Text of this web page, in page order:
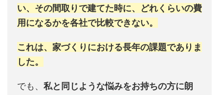
い、その間取りで建てた時に、どれくらいの費
用になるかを各社で比較できない。
これは、家づくりにおける長年の課題でありま
した。
でも、 私と同じような悩みをお持ちの方に朗